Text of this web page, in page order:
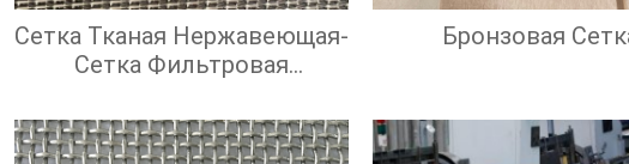
Сетка Тканая Нержавеющая-
Сетка Фильтровая
Бронзовая